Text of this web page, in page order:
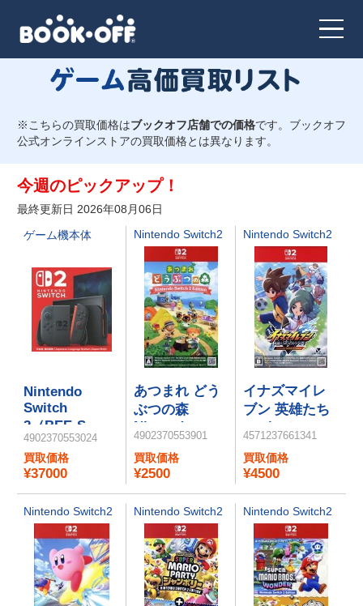
※こちらの買取価格はブックオフ店舗での価格です。ブックオフ
公式オンラインストアの買取価格とは異なります。
今週のピックアップ！
最終更新日 2026年08月06日
ゲーム機本体
Nintendo
Switch
2（BEE-S-
KB6CA）
4902370553024
買取価格
¥37000
Nintendo Switch2
あつまれ どう
ぶつの森
Nintendo
Switch 2
Edition
4902370553901
買取価格
¥2500
Nintendo Switch2
イナズマイレ
ブン 英雄たち
のヴィクトリ
Nintendo
Switch 2
Edition
4571237661341
買取価格
¥4500
Nintendo Switch2 Nintendo Switch2 Nintendo Switch2
ジャンルで絞り込む
すべてのジャンル
Nintendo Switch
ゲーム機本体
Nintendo Switch2
ニンテンドー３ＤＳ
ニンテンドーＤＳ